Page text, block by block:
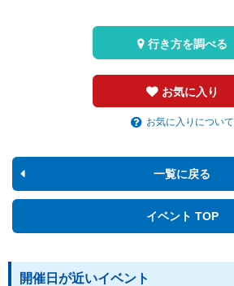
お気に入り
お気に入りについて
行き方を調べる
一覧に戻る
イベント TOP
開催日が近いイベント